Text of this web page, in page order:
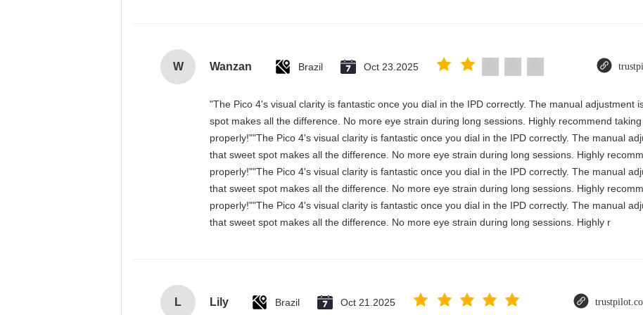
W Wanzan Brazil Oct 23.2025
"The Pico 4's visual clarity is fantastic once you dial in the IPD correctly. The manual adjustment
spot makes all the difference. No more eye strain during long sessions. Highly recommend
properly!""The Pico 4's visual clarity is fantastic once you dial in the IPD correctly. The manual
that sweet spot makes all the difference. No more eye strain during long sessions. Highly
properly!""The Pico 4's visual clarity is fantastic once you dial in the IPD correctly. The manual
that sweet spot makes all the difference. No more eye strain during long sessions. Highly
properly!""The Pico 4's visual clarity is fantastic once you dial in the IPD correctly. The manual
that sweet spot makes all the difference. No more eye strain during long sessions. Highly r
L Lily Brazil Oct 21.2025